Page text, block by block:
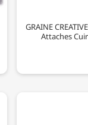
GRAINE
Attaches